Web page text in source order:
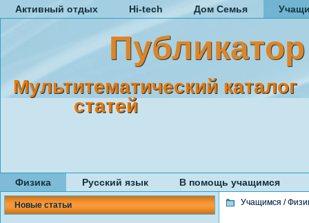
Активный отдых Hi-tech Дом Семья
Публикатор
Мультитематический каталог
статей
Физика Русский язык В помощь учащимся
Новые статьи Учащимся /